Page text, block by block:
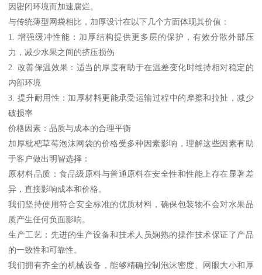
因密闭环境而加速腐烂。
与传统薄型网袋相比，加厚设计在以下几个方面体现其价值：
1. 增强缓冲性能：加厚结构提供更多层的保护，有效分散外部压
力，减少水果之间的挤压损伤
2. 改善保温效果：适当的厚度有助于在温差变化时维持相对稳定的
内部环境
3. 提升耐用性：加厚材料更能承受运输过程中的摩擦和拉扯，减少
破损率
价格因素：品质与成本的合理平衡
加厚枇杷草莓泡沫网袋的价格受多种因素影响，理解这些因素有助
于客户做出明智选择：
原材料品质：食品级原料与普通原料在安全性和性能上存在显著差
异，直接影响成本和价格。
我们坚持使用符合安全标准的优质材料，确保包装物不会对水果品
质产生任何负面影响。
生产工艺：先进的生产设备和技术人员娴熟的操作技术保证了产品
的一致性和可靠性。
我们拥有齐全的机械设备，能够精确控制泡沫密度、网眼大小和厚